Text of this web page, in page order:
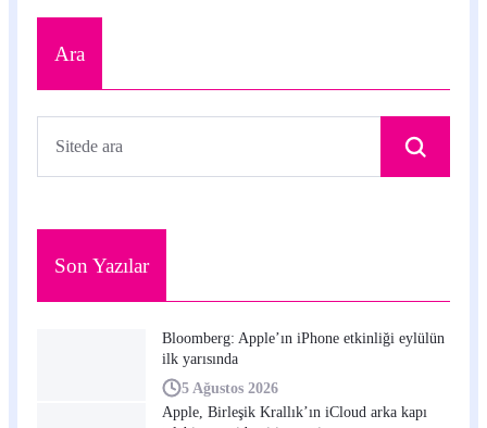
Ara
Son Yazılar
Bloomberg: Apple’ın iPhone etkinliği eylülün
ilk yarısında
5 Ağustos 2026
Apple, Birleşik Krallık’ın iCloud arka kapı